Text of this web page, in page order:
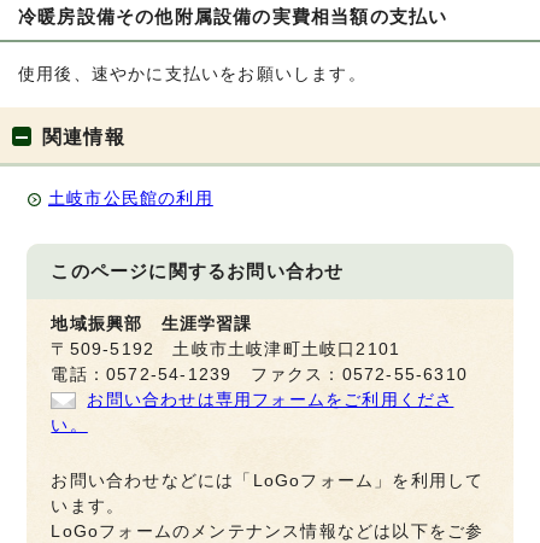
冷暖房設備その他附属設備の実費相当額の支払い
使用後、速やかに支払いをお願いします。
関連情報
土岐市公民館の利用
このページに関するお問い合わせ
地域振興部 生涯学習課
〒509-5192 土岐市土岐津町土岐口2101
電話：0572-54-1239 ファクス：0572-55-6310
お問い合わせは専用フォームをご利用くださ
い。
お問い合わせなどには「LoGoフォーム」を利用して
います。
LoGoフォームのメンテナンス情報などは以下をご参